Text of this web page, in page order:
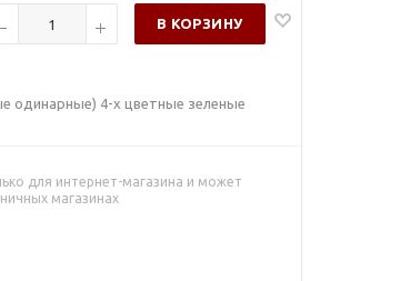
В КОРЗИНУ
одинарные) 4-х цветные зеленые
для интернет-магазина и может
магазинах